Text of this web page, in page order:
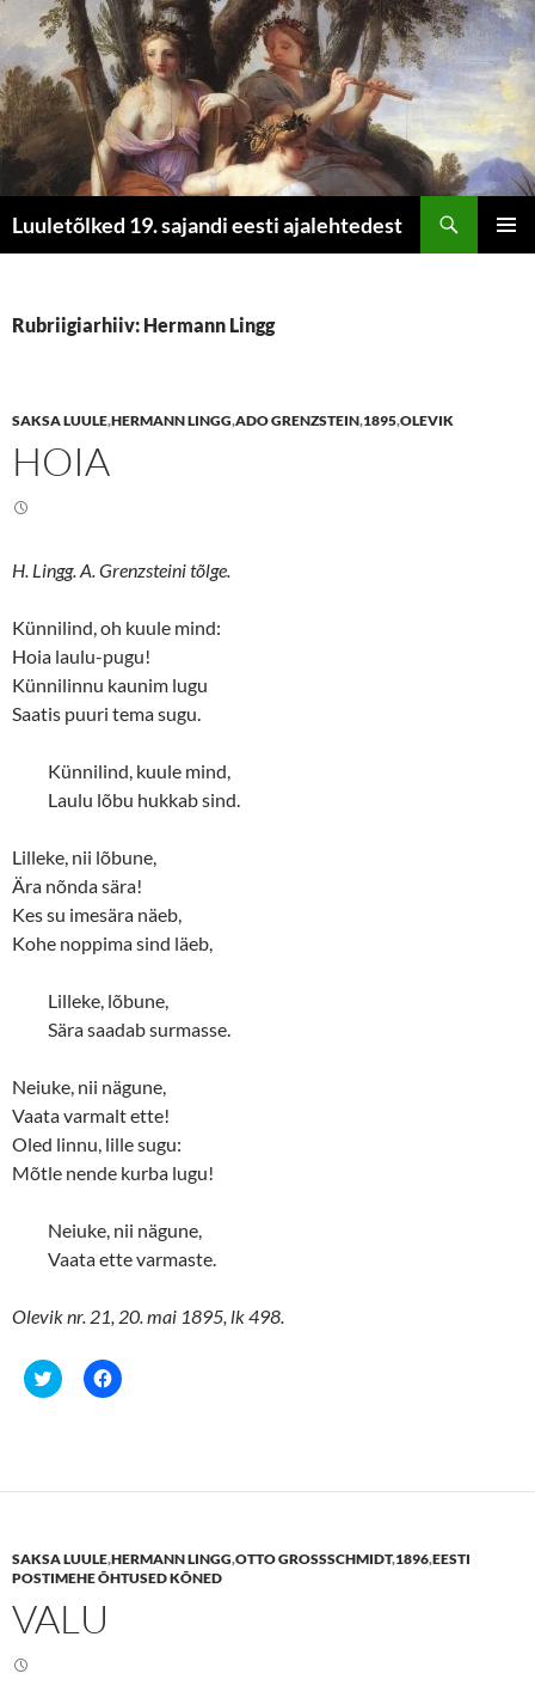
Luuletõlked 19. sajandi eesti ajalehtedest
Rubriigiarhiiv: Hermann Lingg
SAKSA LUULE,HERMANN LINGG,ADO GRENZSTEIN,1895,OLEVIK
HOIA
H. Lingg. A. Grenzsteini tõlge.
Künnilind, oh kuule mind:
Hoia laulu-pugu!
Künnilinnu kaunim lugu
Saatis puuri tema sugu.
Künnilind, kuule mind,
Laulu lõbu hukkab sind.
Lilleke, nii lõbune,
Ära nõnda sära!
Kes su imesära näeb,
Kohe noppima sind läeb,
Lilleke, lõbune,
Sära saadab surmasse.
Neiuke, nii nägune,
Vaata varmalt ette!
Oled linnu, lille sugu:
Mõtle nende kurba lugu!
Neiuke, nii nägune,
Vaata ette varmaste.
Olevik nr. 21, 20. mai 1895, lk 498.
C
l
h
o
n
w
i
t
C
l
h
o
n
SAKSA LUULE,HERMANN LINGG,OTTO GROSSSCHMIDT,1896,EESTI
POSTIMEHE ÕHTUSED KÕNED
VALU